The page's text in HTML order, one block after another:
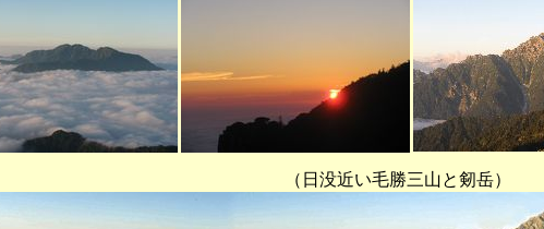
没近い毛勝三山と剱岳）